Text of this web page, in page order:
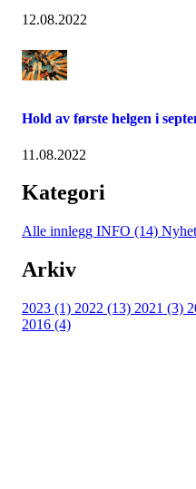
12.08.2022
Hold av første helgen i
11.08.2022
Kategori
Alle innlegg INFO (14)
Arkiv
2023 (1) 2022 (13) 2021 (3)
2016 (4)